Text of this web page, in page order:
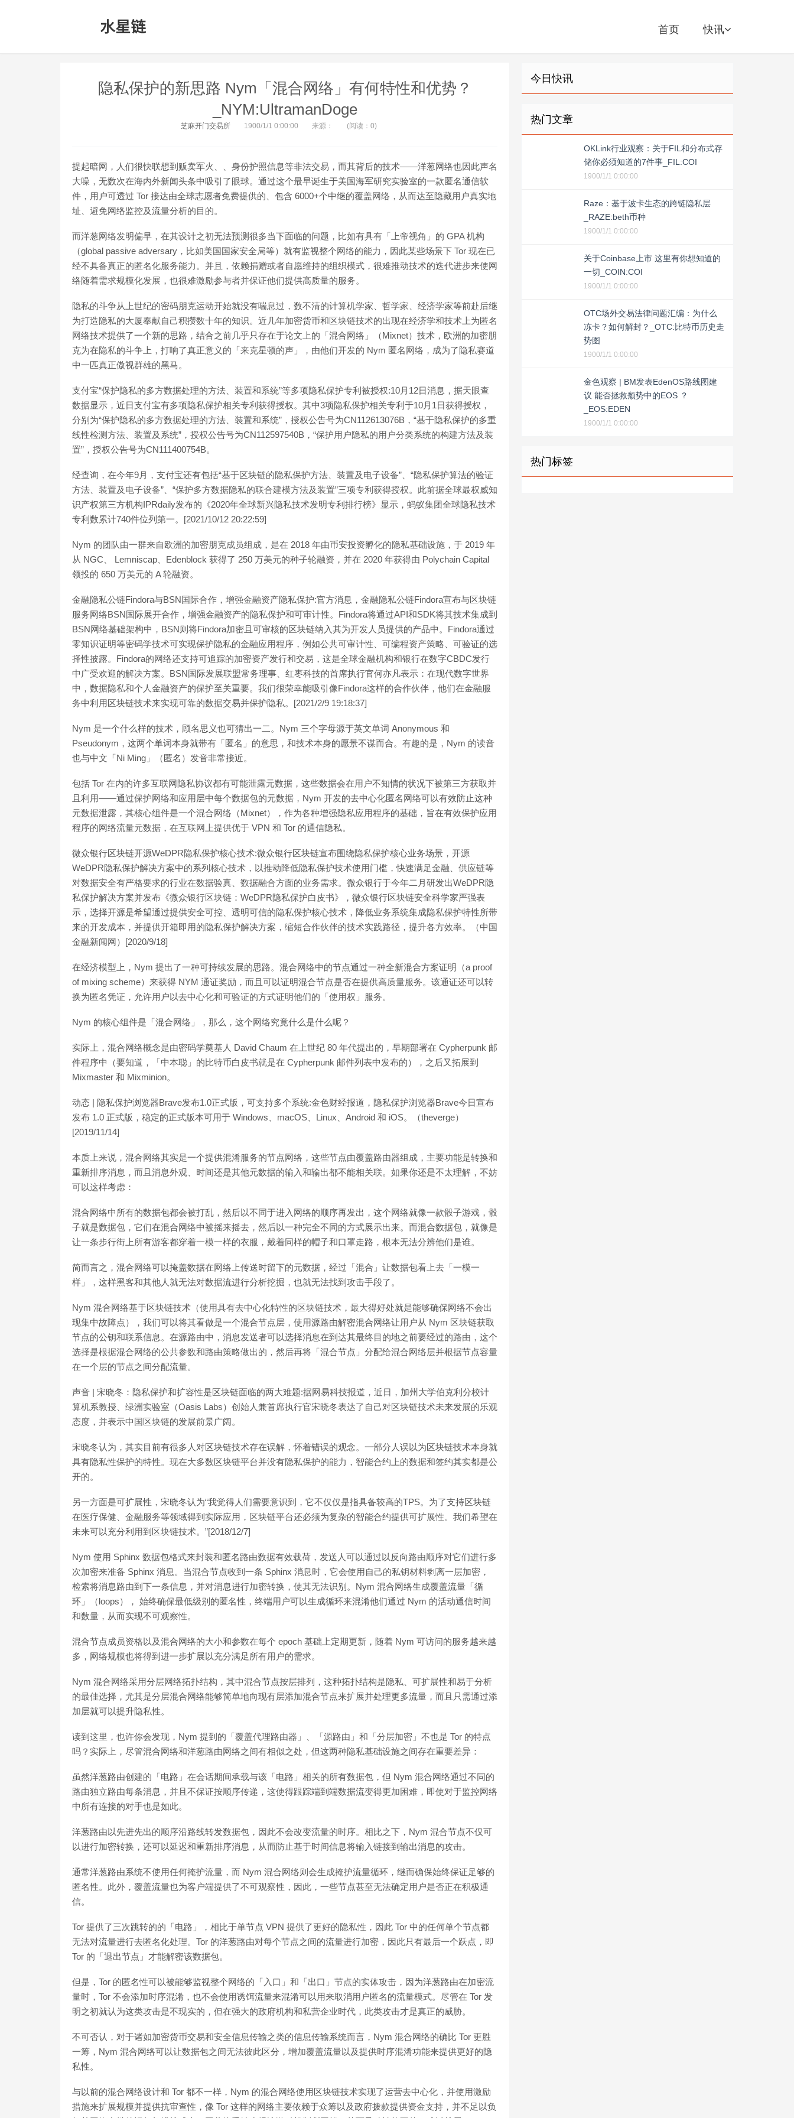
首页 快讯
隐私保护的新思路 Nym「混合网络」有何特性和优势？
_NYM:UltramanDoge
芝麻开门交易所 1900/1/1 0:00:00 来源： (阅读：0)
提起暗网，人们很快联想到贩卖军火、、身份护照信息等非法交易，而其背后的技术——洋葱网络也因此声名
大噪，无数次在海内外新闻头条中吸引了眼球。通过这个最早诞生于美国海军研究实验室的一款匿名通信软
件，用户可透过 Tor 接达由全球志愿者免费提供的、包含 6000+个中继的覆盖网络，从而达至隐藏用户真实地
址、避免网络监控及流量分析的目的。
而洋葱网络发明偏早，在其设计之初无法预测很多当下面临的问题，比如有具有「上帝视角」的 GPA 机构
（global passive adversary，比如美国国家安全局等）就有监视整个网络的能力，因此某些场景下 Tor 现在已
经不具备真正的匿名化服务能力。并且，依赖捐赠或者自愿维持的组织模式，很难推动技术的迭代进步来使网
络随着需求规模化发展，也很难激励参与者并保证他们提供高质量的服务。
隐私的斗争从上世纪的密码朋克运动开始就没有喘息过，数不清的计算机学家、哲学家、经济学家等前赴后继
为打造隐私的大厦奉献自己积攒数十年的知识。近几年加密货币和区块链技术的出现在经济学和技术上为匿名
网络技术提供了一个新的思路，结合之前几乎只存在于论文上的「混合网络」（Mixnet）技术，欧洲的加密朋
克为在隐私的斗争上，打响了真正意义的「来克星顿的声」，由他们开发的 Nym 匿名网络，成为了隐私赛道
中一匹真正傲视群雄的黑马。
支付宝“保护隐私的多方数据处理的方法、装置和系统”等多项隐私保护专利被授权:10月12日消息，据天眼查
数据显示，近日支付宝有多项隐私保护相关专利获得授权。其中3项隐私保护相关专利于10月1日获得授权，
分别为“保护隐私的多方数据处理的方法、装置和系统”，授权公告号为CN112613076B，“基于隐私保护的多重
线性检测方法、装置及系统”，授权公告号为CN112597540B，“保护用户隐私的用户分类系统的构建方法及装
置”，授权公告号为CN111400754B。
经查询，在今年9月，支付宝还有包括“基于区块链的隐私保护方法、装置及电子设备”、“隐私保护算法的验证
方法、装置及电子设备”、“保护多方数据隐私的联合建模方法及装置”三项专利获得授权。此前据全球最权威知
识产权第三方机构IPRdaily发布的《2020年全球新兴隐私技术发明专利排行榜》显示，蚂蚁集团全球隐私技术
专利数累计740件位列第一。[2021/10/12 20:22:59]
Nym 的团队由一群来自欧洲的加密朋克成员组成，是在 2018 年由币安投资孵化的隐私基础设施，于 2019 年
从 NGC、 Lemniscap、Edenblock 获得了 250 万美元的种子轮融资，并在 2020 年获得由 Polychain Capital
领投的 650 万美元的 A 轮融资。
金融隐私公链Findora与BSN国际合作，增强金融资产隐私保护:官方消息，金融隐私公链Findora宣布与区块链
服务网络BSN国际展开合作，增强金融资产的隐私保护和可审计性。Findora将通过API和SDK将其技术集成到
BSN网络基础架构中，BSN则将Findora加密且可审核的区块链纳入其为开发人员提供的产品中。Findora通过
零知识证明等密码学技术可实现保护隐私的金融应用程序，例如公共可审计性、可编程资产策略、可验证的选
择性披露。Findora的网络还支持可追踪的加密资产发行和交易，这是全球金融机构和银行在数字CBDC发行
中广受欢迎的解决方案。BSN国际发展联盟常务理事、红枣科技的首席执行官何亦凡表示：在现代数字世界
中，数据隐私和个人金融资产的保护至关重要。我们很荣幸能吸引像Findora这样的合作伙伴，他们在金融服
务中利用区块链技术来实现可靠的数据交易并保护隐私。[2021/2/9 19:18:37]
Nym 是一个什么样的技术，顾名思义也可猜出一二。Nym 三个字母源于英文单词 Anonymous 和
Pseudonym，这两个单词本身就带有「匿名」的意思，和技术本身的愿景不谋而合。有趣的是，Nym 的读音
也与中文「Ni Ming」（匿名）发音非常接近。
包括 Tor 在内的许多互联网隐私协议都有可能泄露元数据，这些数据会在用户不知情的状况下被第三方获取并
且利用——通过保护网络和应用层中每个数据包的元数据，Nym 开发的去中心化匿名网络可以有效防止这种
元数据泄露，其核心组件是一个混合网络（Mixnet），作为各种增强隐私应用程序的基础，旨在有效保护应用
程序的网络流量元数据，在互联网上提供优于 VPN 和 Tor 的通信隐私。
微众银行区块链开源WeDPR隐私保护核心技术:微众银行区块链宣布围绕隐私保护核心业务场景，开源
WeDPR隐私保护解决方案中的系列核心技术，以推动降低隐私保护技术使用门槛，快速满足金融、供应链等
对数据安全有严格要求的行业在数据验真、数据融合方面的业务需求。微众银行于今年二月研发出WeDPR隐
私保护解决方案并发布《微众银行区块链：WeDPR隐私保护白皮书》，微众银行区块链安全科学家严强表
示，选择开源是希望通过提供安全可控、透明可信的隐私保护核心技术，降低业务系统集成隐私保护特性所带
来的开发成本，并提供开箱即用的隐私保护解决方案，缩短合作伙伴的技术实践路径，提升各方效率。（中国
金融新闻网）[2020/9/18]
在经济模型上，Nym 提出了一种可持续发展的思路。混合网络中的节点通过一种全新混合方案证明（a proof
of mixing scheme）来获得 NYM 通证奖励，而且可以证明混合节点是否在提供高质量服务。该通证还可以转
换为匿名凭证，允许用户以去中心化和可验证的方式证明他们的「使用权」服务。
Nym 的核心组件是「混合网络」，那么，这个网络究竟什么是什么呢？
实际上，混合网络概念是由密码学奠基人 David Chaum 在上世纪 80 年代提出的，早期部署在 Cypherpunk 邮
件程序中（要知道，「中本聪」的比特币白皮书就是在 Cypherpunk 邮件列表中发布的），之后又拓展到
Mixmaster 和 Mixminion。
动态 | 隐私保护浏览器Brave发布1.0正式版，可支持多个系统:金色财经报道，隐私保护浏览器Brave今日宣布
发布 1.0 正式版，稳定的正式版本可用于 Windows、macOS、Linux、Android 和 iOS。（theverge）
[2019/11/14]
本质上来说，混合网络其实是一个提供混淆服务的节点网络，这些节点由覆盖路由器组成，主要功能是转换和
重新排序消息，而且消息外观、时间还是其他元数据的输入和输出都不能相关联。如果你还是不太理解，不妨
可以这样考虑：
混合网络中所有的数据包都会被打乱，然后以不同于进入网络的顺序再发出，这个网络就像一款骰子游戏，骰
子就是数据包，它们在混合网络中被摇来摇去，然后以一种完全不同的方式展示出来。而混合数据包，就像是
让一条步行街上所有游客都穿着一模一样的衣服，戴着同样的帽子和口罩走路，根本无法分辨他们是谁。
简而言之，混合网络可以掩盖数据在网络上传送时留下的元数据，经过「混合」让数据包看上去「一模一
样」，这样黑客和其他人就无法对数据流进行分析挖掘，也就无法找到攻击手段了。
Nym 混合网络基于区块链技术（使用具有去中心化特性的区块链技术，最大得好处就是能够确保网络不会出
现集中故障点），我们可以将其看做是一个混合节点层，使用源路由解密混合网络让用户从 Nym 区块链获取
节点的公钥和联系信息。在源路由中，消息发送者可以选择消息在到达其最终目的地之前要经过的路由，这个
选择是根据混合网络的公共参数和路由策略做出的，然后再将「混合节点」分配给混合网络层并根据节点容量
在一个层的节点之间分配流量。
声音 | 宋晓冬：隐私保护和扩容性是区块链面临的两大难题:据网易科技报道，近日，加州大学伯克利分校计
算机系教授、绿洲实验室（Oasis Labs）创始人兼首席执行官宋晓冬表达了自己对区块链技术未来发展的乐观
态度，并表示中国区块链的发展前景广阔。
宋晓冬认为，其实目前有很多人对区块链技术存在误解，怀着错误的观念。一部分人误以为区块链技术本身就
具有隐私性保护的特性。现在大多数区块链平台并没有隐私保护的能力，智能合约上的数据和签约其实都是公
开的。
另一方面是可扩展性，宋晓冬认为“我觉得人们需要意识到，它不仅仅是指具备较高的TPS。为了支持区块链
在医疗保健、金融服务等领域得到实际应用，区块链平台还必须为复杂的智能合约提供可扩展性。我们希望在
未来可以充分利用到区块链技术。”[2018/12/7]
Nym 使用 Sphinx 数据包格式来封装和匿名路由数据有效载荷，发送人可以通过以反向路由顺序对它们进行多
次加密来准备 Sphinx 消息。当混合节点收到一条 Sphinx 消息时，它会使用自己的私钥材料剥离一层加密，
检索将消息路由到下一条信息，并对消息进行加密转换，使其无法识别。Nym 混合网络生成覆盖流量「循
环」（loops）， 始终确保最低级别的匿名性，终端用户可以生成循环来混淆他们通过 Nym 的活动通信时间
和数量，从而实现不可观察性。
混合节点成员资格以及混合网络的大小和参数在每个 epoch 基础上定期更新，随着 Nym 可访问的服务越来越
多，网络规模也将得到进一步扩展以充分满足所有用户的需求。
Nym 混合网络采用分层网络拓扑结构，其中混合节点按层排列，这种拓扑结构是隐私、可扩展性和易于分析
的最佳选择，尤其是分层混合网络能够简单地向现有层添加混合节点来扩展并处理更多流量，而且只需通过添
加层就可以提升隐私性。
读到这里，也许你会发现，Nym 提到的「覆盖代理路由器」、「源路由」和「分层加密」不也是 Tor 的特点
吗？实际上，尽管混合网络和洋葱路由网络之间有相似之处，但这两种隐私基础设施之间存在重要差异：
虽然洋葱路由创建的「电路」在会话期间承载与该「电路」相关的所有数据包，但 Nym 混合网络通过不同的
路由独立路由每条消息，并且不保证按顺序传递，这使得跟踪端到端数据流变得更加困难，即使对于监控网络
中所有连接的对手也是如此。
洋葱路由以先进先出的顺序沿路线转发数据包，因此不会改变流量的时序。相比之下，Nym 混合节点不仅可
以进行加密转换，还可以延迟和重新排序消息，从而防止基于时间信息将输入链接到输出消息的攻击。
通常洋葱路由系统不使用任何掩护流量，而 Nym 混合网络则会生成掩护流量循环，继而确保始终保证足够的
匿名性。此外，覆盖流量也为客户端提供了不可观察性，因此，一些节点甚至无法确定用户是否正在积极通
信。
Tor 提供了三次跳转的的「电路」，相比于单节点 VPN 提供了更好的隐私性，因此 Tor 中的任何单个节点都
无法对流量进行去匿名化处理。Tor 的洋葱路由对每个节点之间的流量进行加密，因此只有最后一个跃点，即
Tor 的「退出节点」才能解密该数据包。
但是，Tor 的匿名性可以被能够监视整个网络的「入口」和「出口」节点的实体攻击，因为洋葱路由在加密流
量时，Tor 不会添加时序混淆，也不会使用诱饵流量来混淆可以用来取消用户匿名的流量模式。尽管在 Tor 发
明之初就认为这类攻击是不现实的，但在强大的政府机构和私营企业时代，此类攻击才是真正的威胁。
不可否认，对于诸如加密货币交易和安全信息传输之类的信息传输系统而言，Nym 混合网络的确比 Tor 更胜
一筹，Nym 混合网络可以让数据包之间无法彼此区分，增加覆盖流量以及提供时序混淆功能来提供更好的隐
私性。
与以前的混合网络设计和 Tor 都不一样，Nym 的混合网络使用区块链技术实现了运营去中心化，并使用激励
措施来扩展规模并提供抗审查性，像 Tor 这样的网络主要依赖于众筹以及政府拨款提供资金支持，并不足以负
今日快讯
热门文章
OKLink行业观察：关于FIL和分布式存
储你必须知道的7件事_FIL:COI
1900/1/1 0:00:00
Raze：基于波卡生态的跨链隐私层
_RAZE:beth币种
1900/1/1 0:00:00
关于Coinbase上市 这里有你想知道的
一切_COIN:COI
1900/1/1 0:00:00
OTC场外交易法律问题汇编：为什么
冻卡？如何解封？_OTC:比特币历史走
势图
1900/1/1 0:00:00
金色观察 | BM发表EdenOS路线图建
议 能否拯救颓势中的EOS ？
_EOS:EDEN
1900/1/1 0:00:00
热门标签